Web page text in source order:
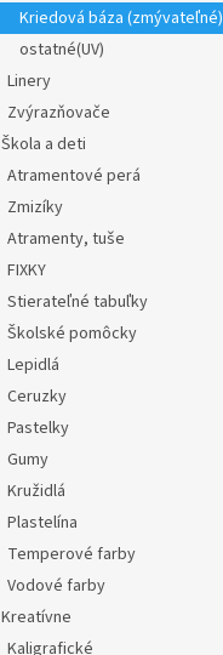
Kriedová báza (zmývateľné)
ostatné(UV)
Linery
Zvýrazňovače
Škola a deti
Atramentové perá
Zmizíky
Atramenty, tuše
FIXKY
Stierateľné tabuľky
Školské pomôcky
Lepidlá
Ceruzky
Pastelky
Gumy
Kružidlá
Plastelína
Temperové farby
Vodové farby
Kreatívne
Kaligrafické